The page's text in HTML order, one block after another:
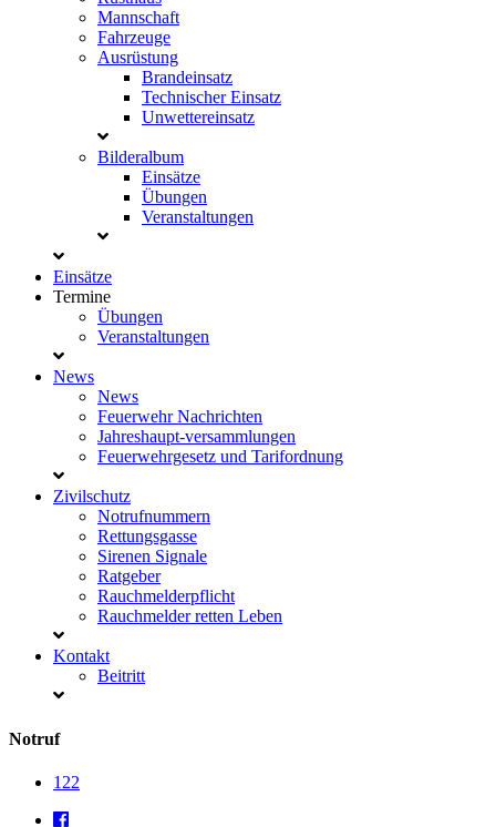
Mannschaft
Fahrzeuge
Ausrüstung
Brandeinsatz
Technischer Einsatz
Unwettereinsatz
Bilderalbum
Einsätze
Übungen
Veranstaltungen
Einsätze
Termine
Übungen
Veranstaltungen
News
News
Feuerwehr Nachrichten
Jahreshaupt-versammlungen
Feuerwehrgesetz und Tarifordnung
Zivilschutz
Notrufnummern
Rettungsgasse
Sirenen Signale
Ratgeber
Rauchmelderpflicht
Rauchmelder retten Leben
Kontakt
Beitritt
Notruf
122